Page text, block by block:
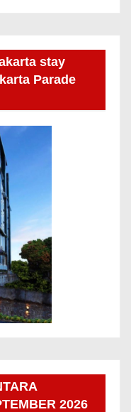
stay
Parade
2026